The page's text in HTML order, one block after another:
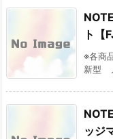
ト【
※各商
新型
ッジ